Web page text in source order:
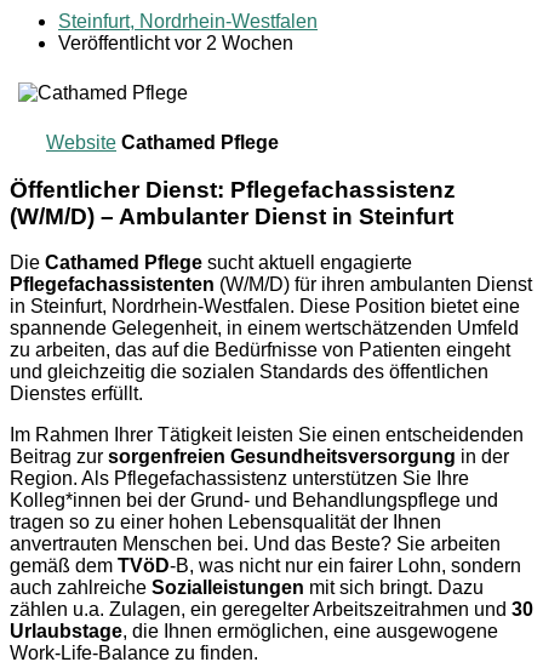
Steinfurt, Nordrhein-Westfalen
Veröffentlicht vor 2 Wochen
Website Cathamed Pflege
Öffentlicher Dienst: Pflegefachassistenz
(W/M/D) – Ambulanter Dienst in Steinfurt
Die Cathamed Pflege sucht aktuell engagierte
Pflegefachassistenten (W/M/D) für ihren ambulanten Dienst
in Steinfurt, Nordrhein-Westfalen. Diese Position bietet eine
spannende Gelegenheit, in einem wertschätzenden Umfeld
zu arbeiten, das auf die Bedürfnisse von Patienten eingeht
und gleichzeitig die sozialen Standards des öffentlichen
Dienstes erfüllt.
Im Rahmen Ihrer Tätigkeit leisten Sie einen entscheidenden
Beitrag zur sorgenfreien Gesundheitsversorgung in der
Region. Als Pflegefachassistenz unterstützen Sie Ihre
Kolleg*innen bei der Grund- und Behandlungspflege und
tragen so zu einer hohen Lebensqualität der Ihnen
anvertrauten Menschen bei. Und das Beste? Sie arbeiten
gemäß dem TVöD-B, was nicht nur ein fairer Lohn, sondern
auch zahlreiche Sozialleistungen mit sich bringt. Dazu
zählen u.a. Zulagen, ein geregelter Arbeitszeitrahmen und 30
Urlaubstage, die Ihnen ermöglichen, eine ausgewogene
Work-Life-Balance zu finden.